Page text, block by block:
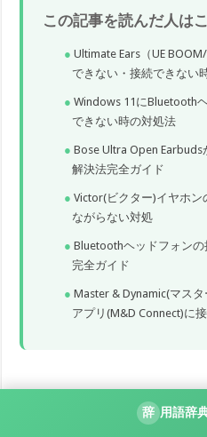
この記事を読んだ人は
Ultimate Ears（UE
できない・接続できない
Windows 11にBluetooth
できない時の対処法
Bose Ultra Open
解決法完全ガイド
Victor(ビクター)イヤホ
ながらない対処
Bluetoothヘッドフォン
完全ガイド
Master & Dynamic(マス
アプリ(M&D Connect)に
辞 用語辞